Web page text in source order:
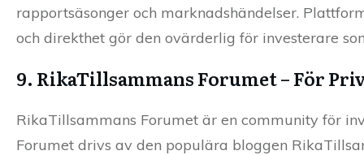
rapportsäsonger och marknadshändelser.
och direkthet gör den ovärderlig för investerare
9. RikaTillsammans Forumet – För
RikaTillsammans Forumet är en community för
Forumet drivs av den populära bloggen